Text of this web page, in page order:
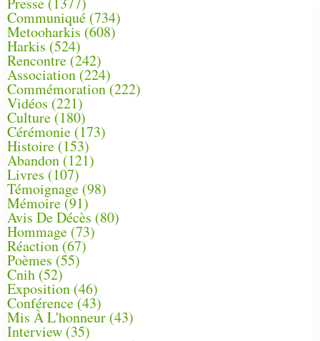
Communiqué (734)
Metooharkis (608)
Harkis (524)
Rencontre (242)
Association (224)
Commémoration(222)
Vidéos (221)
Culture(180)
Cérémonie (173)
Histoire (153)
Abandon(121)
Livres (107)
Témoignage (98)
Mémoire (91)
Avis De Décès (80)
Hommage (73)
Réaction(67)
Poèmes (55)
Cnih (52)
Exposition (46)
Conférence(43)
Mis À L'honneur (43)
Interview (35)